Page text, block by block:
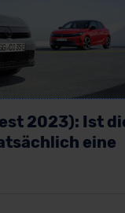
2023): Ist
eine